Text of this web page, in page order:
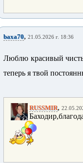
baxa70, 21.05.2026 г. 18:36
Люблю красивый
теперь я твой
RUSSMIR,